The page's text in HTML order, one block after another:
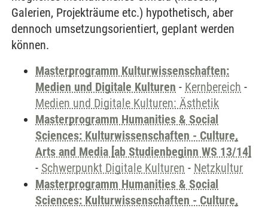
Galerien, Projekträume etc.) hypothetisch, aber
dennoch umsetzungsorientiert, geplant werden
können.
Masterprogramm Kulturwissenschaften:
Medien und Digitale Kulturen - Kernbereich -
Medien und Digitale Kulturen: Ästhetik
Masterprogramm Humanities & Social
Sciences: Kulturwissenschaften - Culture,
Arts and Media [ab Studienbeginn WS 13/14]
- Schwerpunkt Digitale Kulturen - Netzkultur
Masterprogramm Humanities & Social
Sciences: Kulturwissenschaften - Culture,